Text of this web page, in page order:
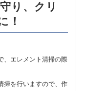
り、クリ
！
、エレメント清掃の際
掃を行いますので、作